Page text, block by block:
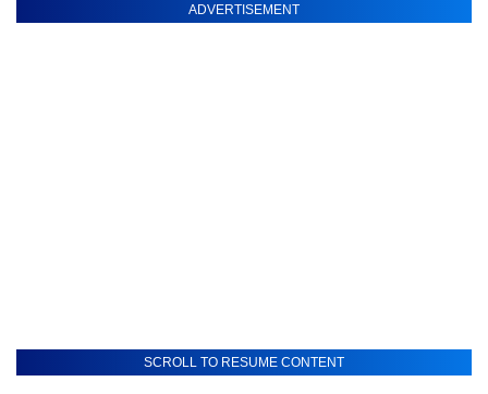
ADVERTISEMENT
SCROLL TO RESUME CONTENT